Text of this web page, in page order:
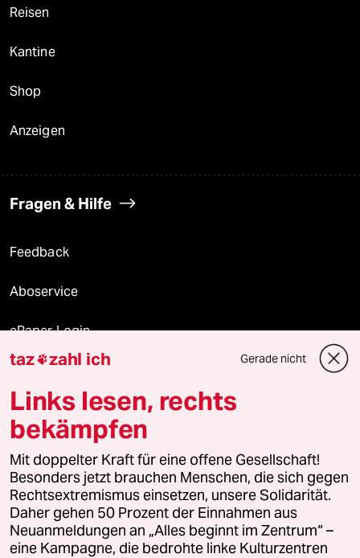
Reisen
Kantine
Shop
Anzeigen
Fragen & Hilfe
Feedback
Aboservice
ePaper Login
Downloads für Abonnierende
© 2026 taz Verlags und Vertriebs GmbH
Alle Rechte vorbehalten. Bei rechtlichen Fragen oder für Genehmigungen
wenden Sie sich bitte an
lizenzen@taz.de
Feedback Redaktionsstatut Kommune-Richtlinien
taz zahl ich Gerade nicht
Links lesen, rechts
bekämpfen
Mit doppelter Kraft für eine offene Gesellschaft!
Besonders jetzt brauchen Menschen, die sich gegen
Rechtsextremismus einsetzen, unsere Solidarität.
Daher gehen 50 Prozent der Einnahmen aus
Neuanmeldungen an „Alles beginnt im Zentrum“ –
eine Kampagne, die bedrohte linke Kulturzentren